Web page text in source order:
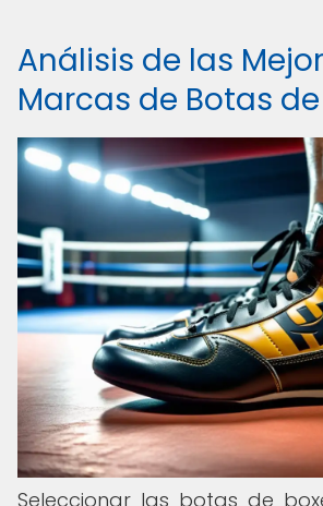
Análisis de las
Marcas de Botas
Seleccionar las botas de